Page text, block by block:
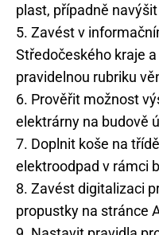
plast, případně
5. Zavést v
Středočeského kraje
pravidelnou rubriku
6. Prověřit možnost
elektrárny na budově
7. Doplnit koše na
elektroodpad v rámci
8. Zavést digitalizaci
propustky na stránce